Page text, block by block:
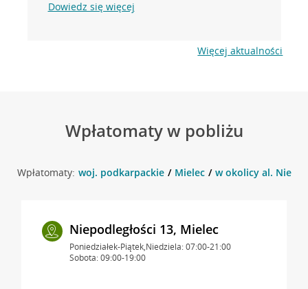
Dowiedz się więcej
Więcej aktualności
Wpłatomaty w pobliżu
Wpłatomaty: woj. podkarpackie Mielec w okolicy al.
Niepodległości 13, Mielec
Poniedziałek-Piątek,Niedziela: 07:00-21:00
Sobota: 09:00-19:00